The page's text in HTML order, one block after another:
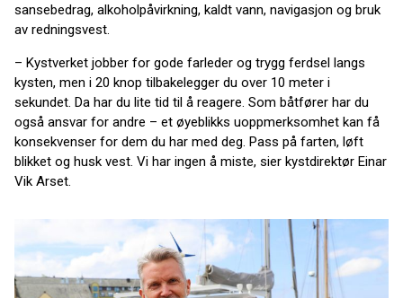
sansebedrag, alkoholpåvirkning, kaldt vann, navigasjon og bruk
av redningsvest.
– Kystverket jobber for gode farleder og trygg ferdsel langs
kysten, men i 20 knop tilbakelegger du over 10 meter i
sekundet. Da har du lite tid til å reagere. Som båtfører har du
også ansvar for andre – et øyeblikks uoppmerksomhet kan få
konsekvenser for dem du har med deg. Pass på farten, løft
blikket og husk vest. Vi har ingen å miste, sier kystdirektør Einar
Vik Arset.